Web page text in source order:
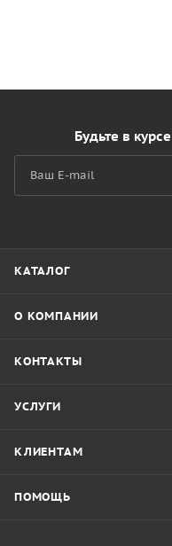
Будьте в
КАТАЛОГ
О КОМПАНИИ
КОНТАКТЫ
УСЛУГИ
КЛИЕНТАМ
ПОМОЩЬ